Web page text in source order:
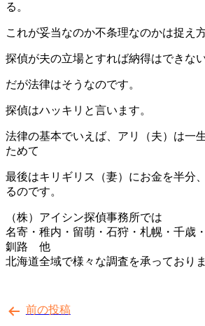
る。
これが妥当なのか不条理なのかは捉え
探偵が夫の立場とすれば納得はできな
だが法律はそうなのです。
探偵はハッキリと言います。
法律の基本でいえば、アリ（夫）は一
ためて
最後はキリギリス（妻）にお金を半分
るのです。
（株）アイシン探偵事務所では
名寄・稚内・留萌・石狩・札幌・千歳
釧路 他
北海道全域で様々な調査を承っておりま
稿 前の投稿